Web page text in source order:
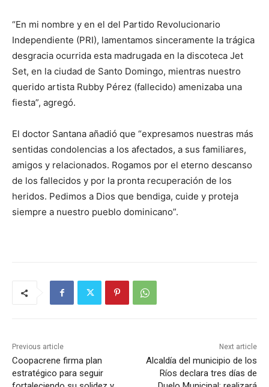
“En mi nombre y en el del Partido Revolucionario
Independiente (PRI), lamentamos sinceramente la trágica
desgracia ocurrida esta madrugada en la discoteca Jet
Set, en la ciudad de Santo Domingo, mientras nuestro
querido artista Rubby Pérez (fallecido) amenizaba una
fiesta”, agregó.
El doctor Santana añadió que “expresamos nuestras más
sentidas condolencias a los afectados, a sus familiares,
amigos y relacionados. Rogamos por el eterno descanso
de los fallecidos y por la pronta recuperación de los
heridos. Pedimos a Dios que bendiga, cuide y proteja
siempre a nuestro pueblo dominicano”.
Previous article
Coopacrene firma plan
estratégico para seguir
Next article
Alcaldía del municipio de los
Ríos declara tres días de